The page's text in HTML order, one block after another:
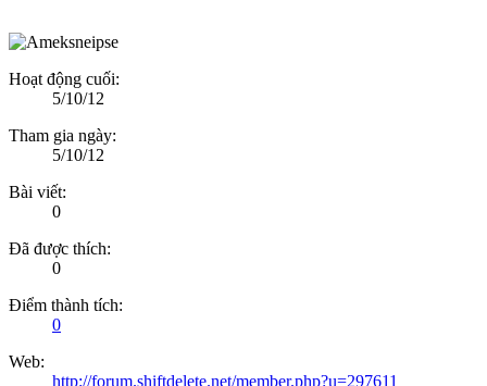
Hoạt động cuối:
5/10/12
Tham gia ngày:
5/10/12
Bài viết:
0
Đã được thích:
0
Điểm thành tích:
0
Web:
http://forum.shiftdelete.net/member.php?u=297611